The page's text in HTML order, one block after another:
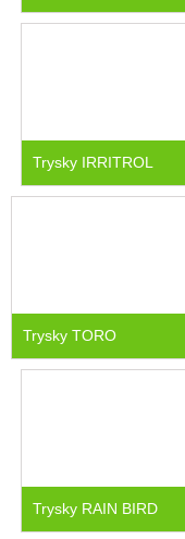
Trysky IRRITROL
Trysky TORO
Trysky RAIN BIRD